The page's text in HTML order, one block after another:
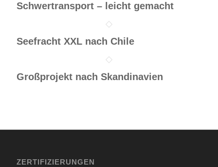
Schwertransport – leicht gemacht
Seefracht XXL nach Chile
Großprojekt nach Skandinavien
ZERTIFIZIERUNGEN